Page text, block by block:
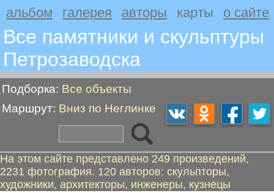
альбом галерея авторы карты о сайте
Все памятники и скульптуры
Петрозаводскa
Подборка: Все объекты
Маршрут: Вниз по Неглинке
На этом сайте представлено 249 произведений,
2231 фотография. 120 авторов: скульпторы,
художники, архитекторы, инженеры, кузнецы